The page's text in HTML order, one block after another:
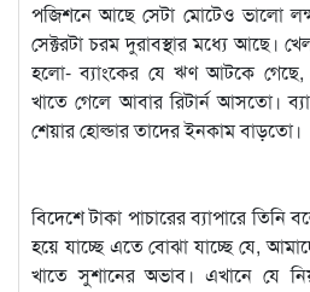
পজিশনে আছে সেটা মোটেও ভালো
সেক্টরটা চরম দুরাবস্থার মধ্যে আছে।
হলো- ব্যাংকের যে ঋণ আটকে গেছে,
খাতে গেলে আবার রিটার্ন আসতো।
শেয়ার হোল্ডার তাদের ইনকাম বাড়তো।
বিদেশে টাকা পাচারের ব্যাপারে তিনি
হয়ে যাচ্ছে এতে বোঝা যাচ্ছে যে,
খাতে সুশানের অভাব। এখানে যে